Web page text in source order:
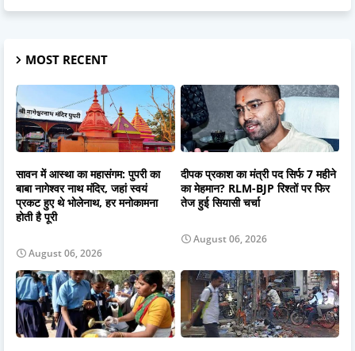
MOST RECENT
सावन में आस्था का महासंगम: पुपरी का
बाबा नागेश्वर नाथ मंदिर, जहां स्वयं
प्रकट हुए थे भोलेनाथ, हर मनोकामना
होती है पूरी
August 06, 2026
दीपक प्रकाश का मंत्री पद सिर्फ 7 महीने
का मेहमान? RLM-BJP रिश्तों पर फिर
तेज हुई सियासी चर्चा
August 06, 2026